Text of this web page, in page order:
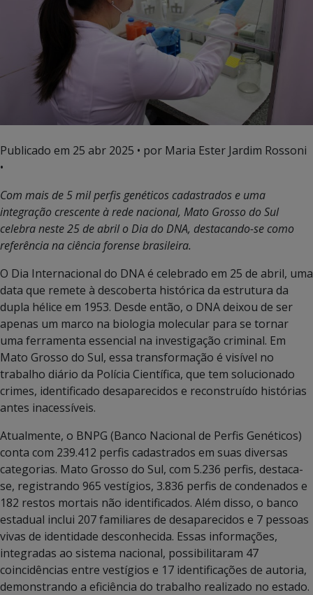
Publicado em 25 abr 2025 • por Maria Ester Jardim Rossoni
•
Com mais de 5 mil perfis genéticos cadastrados e uma
integração crescente à rede nacional, Mato Grosso do Sul
celebra neste 25 de abril o Dia do DNA, destacando-se como
referência na ciência forense brasileira.
O Dia Internacional do DNA é celebrado em 25 de abril, uma
data que remete à descoberta histórica da estrutura da
dupla hélice em 1953. Desde então, o DNA deixou de ser
apenas um marco na biologia molecular para se tornar
uma ferramenta essencial na investigação criminal. Em
Mato Grosso do Sul, essa transformação é visível no
trabalho diário da Polícia Científica, que tem solucionado
crimes, identificado desaparecidos e reconstruído histórias
antes inacessíveis.
Atualmente, o BNPG (Banco Nacional de Perfis Genéticos)
conta com 239.412 perfis cadastrados em suas diversas
categorias. Mato Grosso do Sul, com 5.236 perfis, destaca-
se, registrando 965 vestígios, 3.836 perfis de condenados e
182 restos mortais não identificados. Além disso, o banco
estadual inclui 207 familiares de desaparecidos e 7 pessoas
vivas de identidade desconhecida. Essas informações,
integradas ao sistema nacional, possibilitaram 47
coincidências entre vestígios e 17 identificações de autoria,
demonstrando a eficiência do trabalho realizado no estado.